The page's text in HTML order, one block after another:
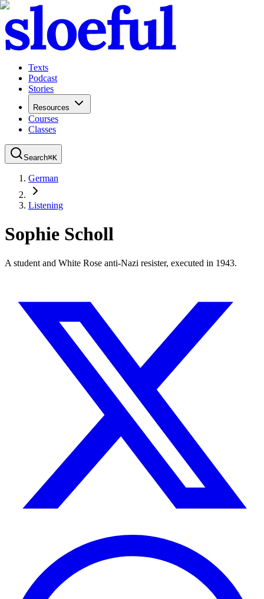
Texts
Podcast
Stories
Resources
Courses
Classes
Search⌘K
German
Listening
Sophie Scholl
A student and White Rose anti-Nazi resister, executed in 1943.